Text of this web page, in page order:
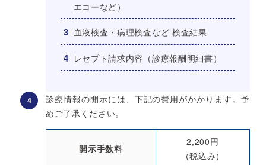
エコーなど）
血液検査・病理検査など 検査結果
レセプト請求内容（診療報酬明細書）
診療情報の開示には、下記の費用がかかります。予
めご了承ください。
開示手数料
2,200円
（税込み）